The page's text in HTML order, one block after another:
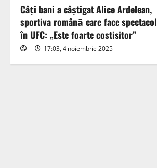
v
i
g
Câți bani a câștigat Alice Ardelean,
sportiva română care face spectacol
în UFC: „Este foarte costisitor”
17:03, 4 noiembrie 2025